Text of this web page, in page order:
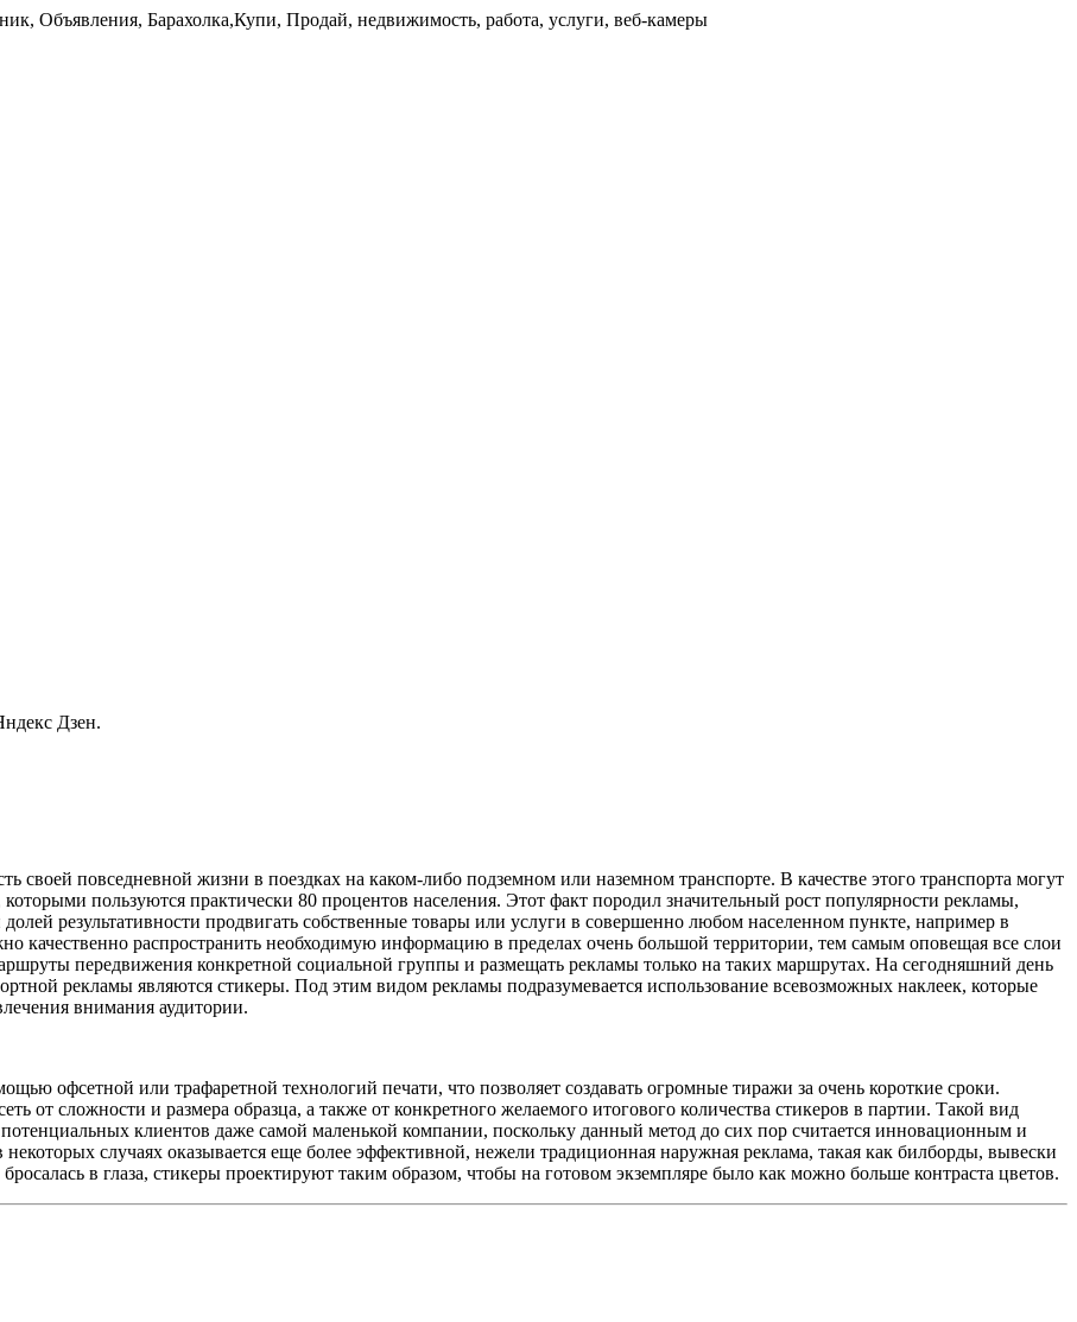
Дзен.
своей повседневной жизни в поездках на каком-либо подземном или наземном транспорте. В качестве этого транспорта могут
пользуются практически 80 процентов населения. Этот факт породил значительный рост популярности рекламы,
результативности продвигать собственные товары или услуги в совершенно любом населенном пункте, например в
распространить необходимую информацию в пределах очень большой территории, тем самым оповещая все слои
передвижения конкретной социальной группы и размещать рекламы только на таких маршрутах. На сегодняшний день
рекламы являются стикеры. Под этим видом рекламы подразумевается использование всевозможных наклеек, которые
внимания аудитории.
офсетной или трафаретной технологий печати, что позволяет создавать огромные тиражи за очень короткие сроки.
от сложности и размера образца, а также от конкретного желаемого итогового количества стикеров в партии. Такой вид
клиентов даже самой маленькой компании, поскольку данный метод до сих пор считается инновационным и
случаях оказывается еще более эффективной, нежели традиционная наружная реклама, такая как билборды, вывески
в глаза, стикеры проектируют таким образом, чтобы на готовом экземпляре было как можно больше контраста цветов.